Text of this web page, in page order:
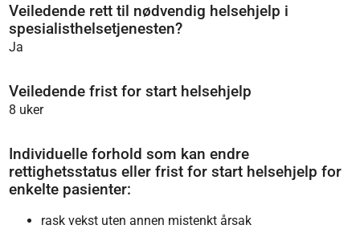
Veiledende rett til nødvendig helsehjelp i
spesialisthelsetjenesten?
Ja
Veiledende frist for start helsehjelp
8 uker
Individuelle forhold som kan endre
rettighetsstatus eller frist for start helsehjelp for
enkelte pasienter:
rask vekst uten annen mistenkt årsak